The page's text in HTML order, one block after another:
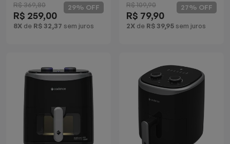
R$ 369,80
R$ 259,00
8X de R$ 32,37 sem juros
29% OFF R$ 109,90
R$ 79,90
2X de R$ 39,95 sem juros
27% OFF